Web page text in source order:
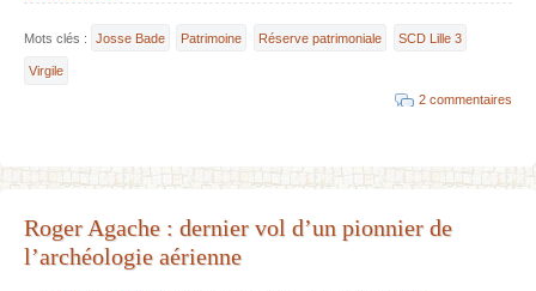
Mots clés : Josse Bade Patrimoine Réserve patrimoniale SCD Lille 3
Virgile
2 commentaires
Roger Agache : dernier vol d’un pionnier de
l’archéologie aérienne